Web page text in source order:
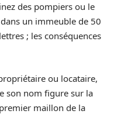
des pompiers ou le
un immeuble de 50
; les conséquences
ou locataire,
son nom figure sur la
maillon de la